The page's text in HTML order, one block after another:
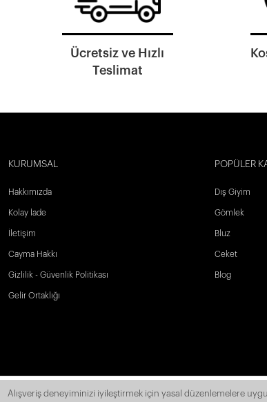
Ücretsiz ve Hızlı
Teslimat
KURUMSAL
Hakkımızda
Kolay İade
İletişim
Cayma Hakkı
Gizlilik - Güvenlik Politikası
Gelir Ortaklığı
POPÜLER
Dış Giyim
Gömlek
Bluz
Ceket
Blog
Alışveriş deneyiminizi iyileştirmek için yasal düzenlemelere